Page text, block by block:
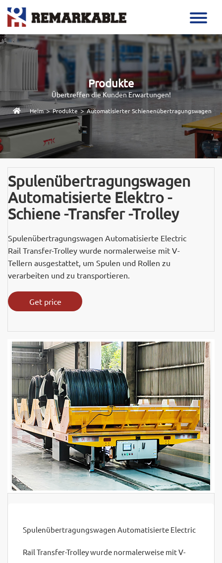
Produkte
Übertreffen die Kunden Erwartungen!
Heim > Produkte > Automatisierter Schienenübertragungswagen
Spulenübertragungswagen
Automatisierte Elektro -
Schiene -Transfer -Trolley
Spulenübertragungswagen Automatisierte Electric
Rail Transfer-Trolley wurde normalerweise mit V-
Tellern ausgestattet, um Spulen und Rollen zu
verarbeiten und zu transportieren.
Get price
Spulenübertragungswagen Automatisierte Electric
Rail Transfer-Trolley wurde normalerweise mit V-